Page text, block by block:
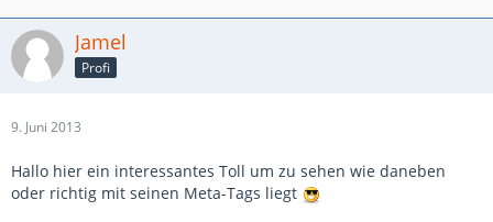
Jamel
Profi
9. Juni 2013
Hallo hier ein interessantes Toll um zu sehen wie daneben
oder richtig mit seinen Meta-Tags liegt